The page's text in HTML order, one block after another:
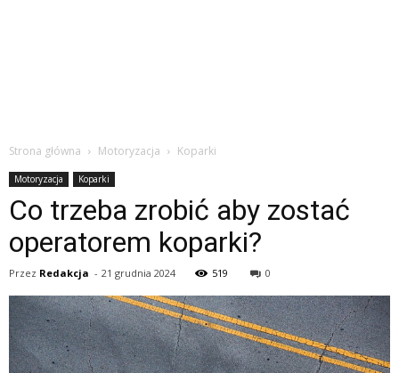
Strona główna Motoryzacja Koparki
Motoryzacja Koparki
Co trzeba zrobić aby zostać
operatorem koparki?
Przez Redakcja - 21 grudnia 2024 519 0